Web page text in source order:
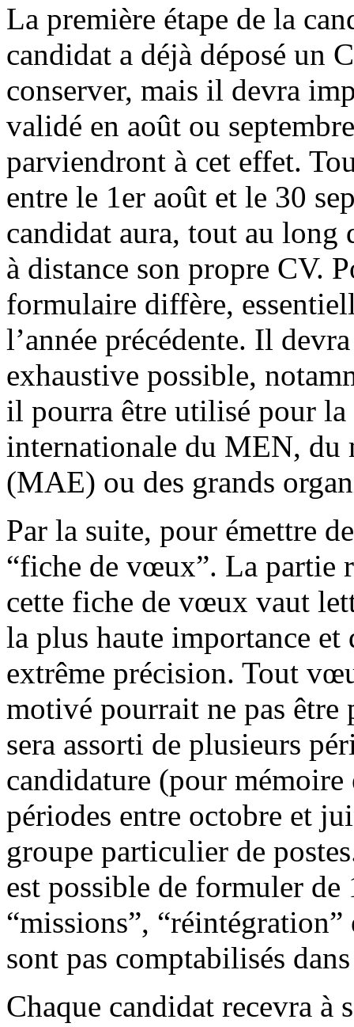
La première étape de la
candidat a déjà déposé un
conserver, mais il devra
validé en août ou
parviendront à cet effet.
entre le 1er août et le 30
candidat aura, tout au long
à distance son propre CV.
formulaire diffère,
l’année précédente. Il
exhaustive possible,
il pourra être utilisé pour la
internationale du MEN, du
(MAE) ou des grands
Par la suite, pour émettre
“fiche de vœux”. La partie
cette fiche de vœux vaut
la plus haute importance
extrême précision. Tout
motivé pourrait ne pas être
sera assorti de plusieurs
candidature (pour
périodes entre octobre et
groupe particulier de
est possible de formuler
“missions”,
sont pas comptabilisés
Chaque candidat recevra à